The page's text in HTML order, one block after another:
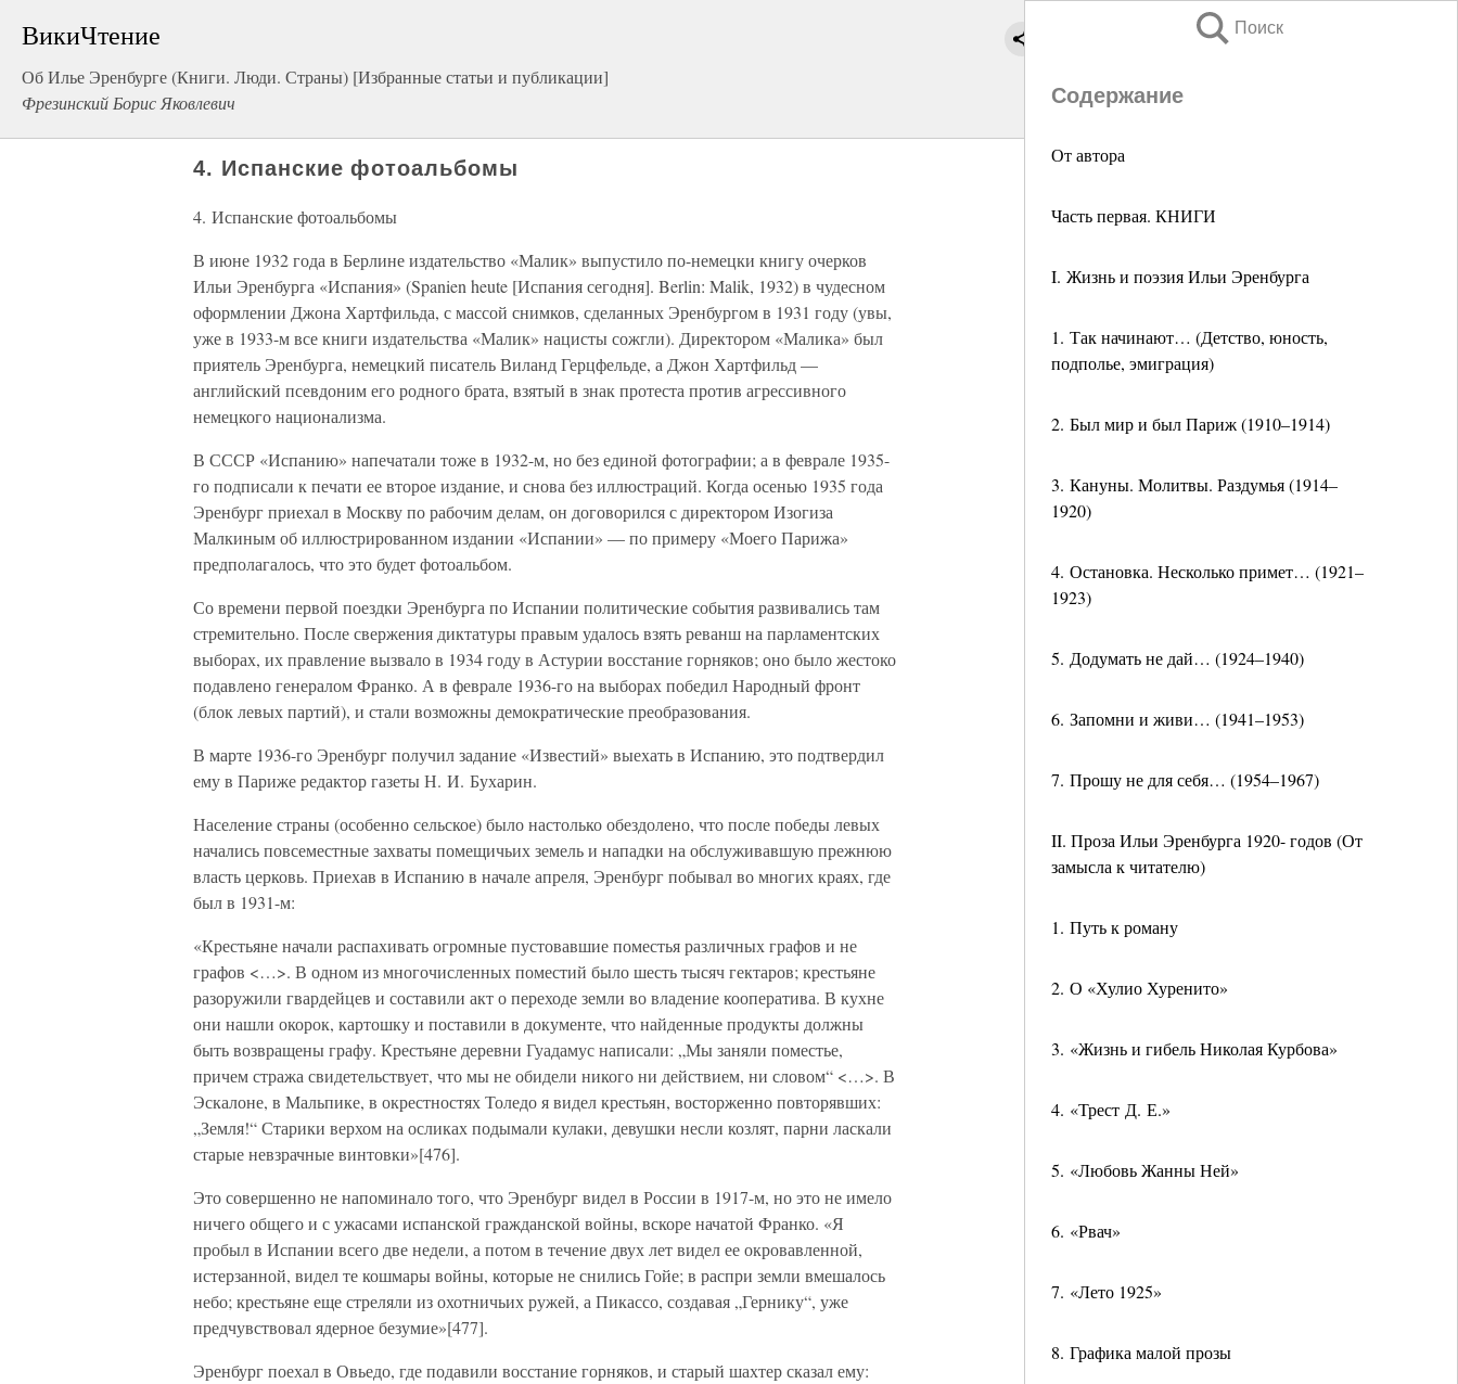
ВикиЧтение
Об Илье Эренбурге (Книги. Люди. Страны) [Избранные статьи и публикации]
Фрезинский Борис Яковлевич
Поиск
Содержание
От автора
Часть первая. КНИГИ
I. Жизнь и поэзия Ильи Эренбурга
1. Так начинают… (Детство, юность,
подполье, эмиграция)
2. Был мир и был Париж (1910–1914)
3. Кануны. Молитвы. Раздумья (1914–
1920)
4. Остановка. Несколько примет… (1921–
1923)
5. Додумать не дай… (1924–1940)
6. Запомни и живи… (1941–1953)
7. Прошу не для себя… (1954–1967)
II. Проза Ильи Эренбурга 1920- годов (От
замысла к читателю)
1. Путь к роману
2. О «Хулио Хуренито»
3. «Жизнь и гибель Николая Курбова»
4. «Трест Д. Е.»
5. «Любовь Жанны Ней»
6. «Рвач»
7. «Лето 1925»
8. Графика малой прозы
4. Испанские фотоальбомы
4. Испанские фотоальбомы
В июне 1932 года в Берлине издательство «Малик» выпустило по-немецки книгу очерков
Ильи Эренбурга «Испания» (Spanien heute [Испания сегодня]. Berlin: Malik, 1932) в чудесном
оформлении Джона Хартфильда, с массой снимков, сделанных Эренбургом в 1931 году (увы,
уже в 1933-м все книги издательства «Малик» нацисты сожгли). Директором «Малика» был
приятель Эренбурга, немецкий писатель Виланд Герцфельде, а Джон Хартфильд —
английский псевдоним его родного брата, взятый в знак протеста против агрессивного
немецкого национализма.
В СССР «Испанию» напечатали тоже в 1932-м, но без единой фотографии; а в феврале 1935-
го подписали к печати ее второе издание, и снова без иллюстраций. Когда осенью 1935 года
Эренбург приехал в Москву по рабочим делам, он договорился с директором Изогиза
Малкиным об иллюстрированном издании «Испании» — по примеру «Моего Парижа»
предполагалось, что это будет фотоальбом.
Со времени первой поездки Эренбурга по Испании политические события развивались там
стремительно. После свержения диктатуры правым удалось взять реванш на парламентских
выборах, их правление вызвало в 1934 году в Астурии восстание горняков; оно было жестоко
подавлено генералом Франко. А в феврале 1936-го на выборах победил Народный фронт
(блок левых партий), и стали возможны демократические преобразования.
В марте 1936-го Эренбург получил задание «Известий» выехать в Испанию, это подтвердил
ему в Париже редактор газеты Н. И. Бухарин.
Население страны (особенно сельское) было настолько обездолено, что после победы левых
начались повсеместные захваты помещичьих земель и нападки на обслуживавшую прежнюю
власть церковь. Приехав в Испанию в начале апреля, Эренбург побывал во многих краях, где
был в 1931-м:
«Крестьяне начали распахивать огромные пустовавшие поместья различных графов и не
графов <…>. В одном из многочисленных поместий было шесть тысяч гектаров; крестьяне
разоружили гвардейцев и составили акт о переходе земли во владение кооператива. В кухне
они нашли окорок, картошку и поставили в документе, что найденные продукты должны
быть возвращены графу. Крестьяне деревни Гуадамус написали: „Мы заняли поместье,
причем стража свидетельствует, что мы не обидели никого ни действием, ни словом“ <…>. В
Эскалоне, в Мальпике, в окрестностях Толедо я видел крестьян, восторженно повторявших:
„Земля!“ Старики верхом на осликах подымали кулаки, девушки несли козлят, парни ласкали
старые невзрачные винтовки»[476].
Это совершенно не напоминало того, что Эренбург видел в России в 1917-м, но это не имело
ничего общего и с ужасами испанской гражданской войны, вскоре начатой Франко. «Я
пробыл в Испании всего две недели, а потом в течение двух лет видел ее окровавленной,
истерзанной, видел те кошмары войны, которые не снились Гойе; в распри земли вмешалось
небо; крестьяне еще стреляли из охотничьих ружей, а Пикассо, создавая „Гернику“, уже
предчувствовал ядерное безумие»[477].
Эренбург поехал в Овьедо, где подавили восстание горняков, и старый шахтер сказал ему: